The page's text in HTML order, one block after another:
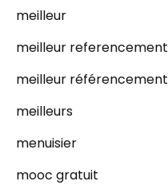
meilleur
meilleur referencement
meilleur référencement
meilleurs
menuisier
mooc gratuit